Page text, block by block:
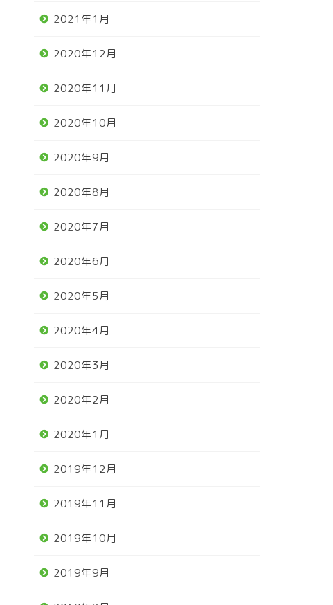
2021年1月
2020年12月
2020年11月
2020年10月
2020年9月
2020年8月
2020年7月
2020年6月
2020年5月
2020年4月
2020年3月
2020年2月
2020年1月
2019年12月
2019年11月
2019年10月
2019年9月